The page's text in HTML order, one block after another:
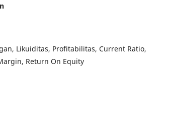
Likuiditas, Profitabilitas, Current Ratio,
Return On Equity